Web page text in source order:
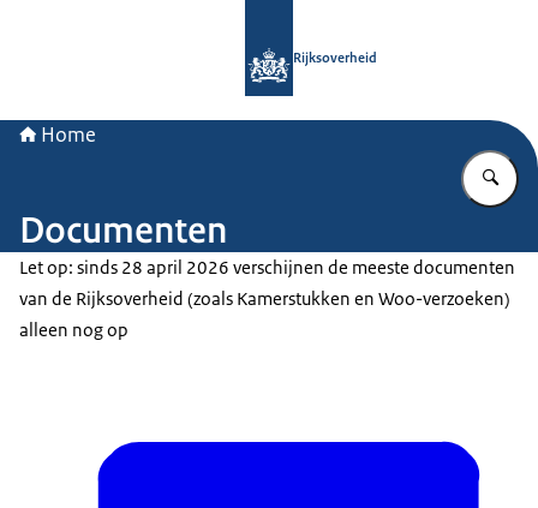
Rijksoverheid
Home
Documenten
Let op: sinds 28 april 2026 verschijnen de meeste documenten
van de Rijksoverheid (zoals Kamerstukken en Woo-verzoeken)
alleen nog op